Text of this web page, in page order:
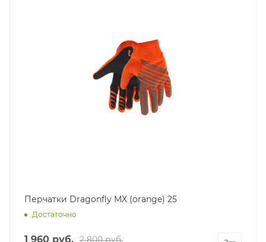
Перчатки Dragonfly MX (orange) 25
Достаточно
1 960 руб. 2 800руб.